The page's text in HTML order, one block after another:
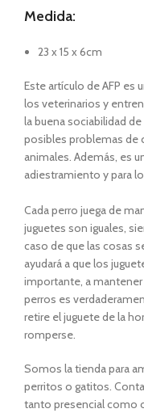
Medida:
23 x 15 x 6cm
Este artículo de AFP es
los veterinarios y
la buena sociabilidad
posibles problemas de
animales. Además, es
adiestramiento y para
Cada perro juega de
juguetes son iguales,
caso de que las cosas
ayudará a que los
importante, a mantener
perros es
retire el juguete de la
romperse.
Somos la tienda para
perritos o gatitos.
tanto presencial como